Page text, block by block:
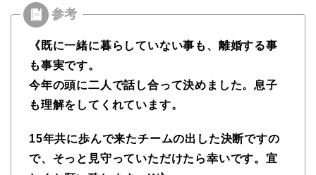
《既に一緒に暮らしていない事も、離婚する事
も事実です。
今年の頭に二人で話し合って決めました。息子
も理解をしてくれています。
15年共に歩んで来たチームの出した決断ですの
で、そっと見守っていただけたら幸いです。宜